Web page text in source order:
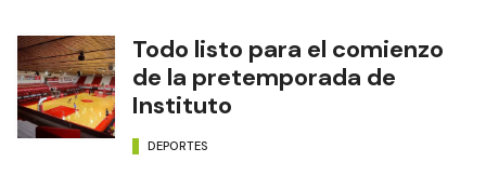
Edición Impresa